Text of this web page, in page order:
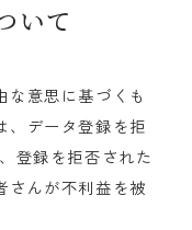
いて
な意思に基づくも
、データ登録を拒
登録を拒否された
さんが不利益を被